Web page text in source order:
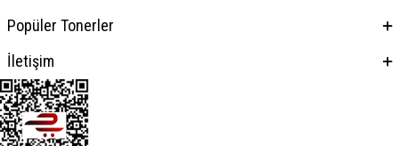
Popüler Tonerler
İletişim